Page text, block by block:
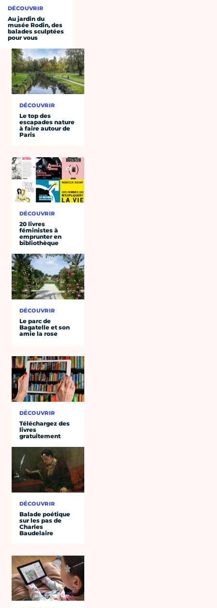
DÉCOUVRIR
Au jardin du
musée Rodin, des
balades sculptées
pour vous
DÉCOUVRIR
Le top des
escapades nature
à faire autour de
Paris
DÉCOUVRIR
20 livres
féministes à
emprunter en
bibliothèque
DÉCOUVRIR
Le parc de
Bagatelle et son
amie la rose
DÉCOUVRIR
Téléchargez des
livres
gratuitement
DÉCOUVRIR
Balade poétique
sur les pas de
Charles
Baudelaire